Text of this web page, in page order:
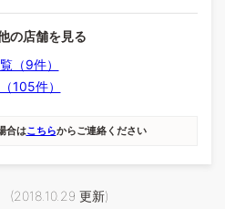
の店舗を見る
（9件）
105件）
合はこちらからご連絡ください
(2018.10.29 更新)